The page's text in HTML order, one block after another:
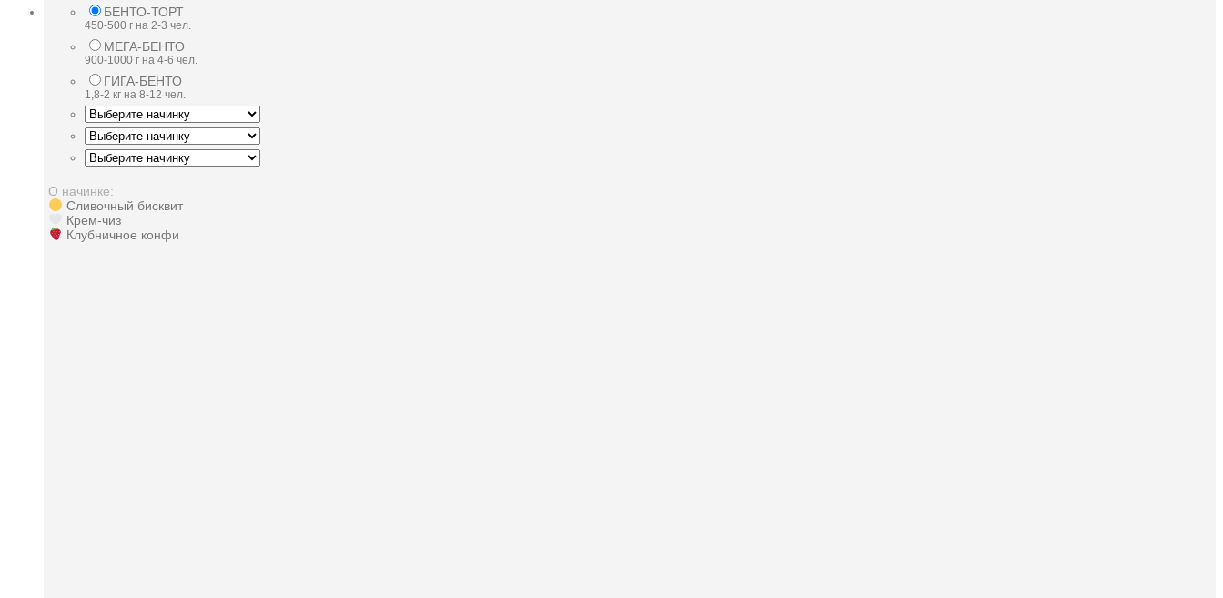
БЕНТО-ТОРТ
450-500 г на 2-3 чел.
МЕГА-БЕНТО
900-1000 г на 4-6 чел.
ГИГА-БЕНТО
1,8-2 кг на 8-12 чел.
О начинке:
Сливочный бисквит
Крем-чиз
Клубничное конфи